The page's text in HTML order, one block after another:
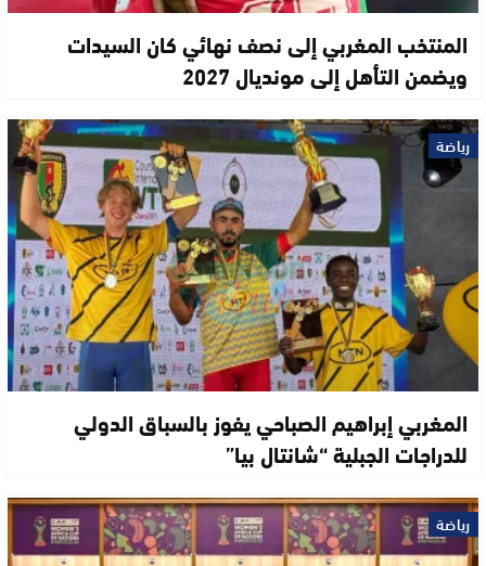
المنتخب المغربي إلى نصف نهائي كان السيدات
ويضمن التأهل إلى مونديال 2027
رياضة
المغربي إبراهيم الصباحي يفوز بالسباق الدولي
للدراجات الجبلية “شانتال بيا”
رياضة